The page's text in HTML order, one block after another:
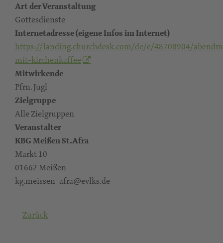
Art der Veranstaltung
Gottesdienste
Internetadresse (eigene Infos im Internet)
https://landing.churchdesk.com/de/e/48708904/
mit-kirchenkaffee
Mitwirkende
Pfrn. Jugl
Zielgruppe
Alle Zielgruppen
Veranstalter
KBG Meißen St.Afra
Markt 10
01662 Meißen
kg.meissen_afra@evlks.de
Zurück